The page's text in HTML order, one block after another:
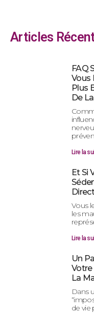
Articles
FAQ
Vous
Plus
De
Lire la
Et Si
Vous
les
Lire la
Un
Votre
La
Dans
de vie